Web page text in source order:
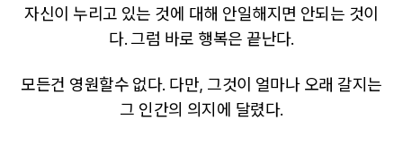
자신이 누리고 있는 것에 대해 안일해지면 안되는 것이
다. 그럼 바로 행복은 끝난다.
모든건 영원할수 없다. 다만, 그것이 얼마나 오래 갈지는
그 인간의 의지에 달렸다.